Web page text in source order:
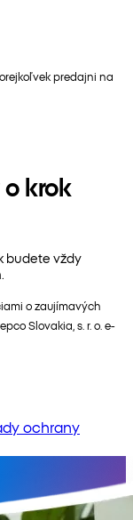
predajni na
krok
budete vždy
o zaujímavých
Slovakia, s. r. o. e-
ochrany